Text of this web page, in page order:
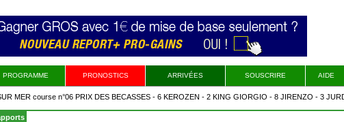
PROGRAMME PRONOSTICS ARRIVÉES SOUSCRIRE AIDE
MER course n°06 PRIX DES BECASSES - 6 KEROZEN - 2 KING GIORGIO - 8 JIRENZO - 3 JURDIG
- 1 KANELLE DU NOYER - 5 GALOPIN FONTAINE - 9 INDESKAYA BIRD